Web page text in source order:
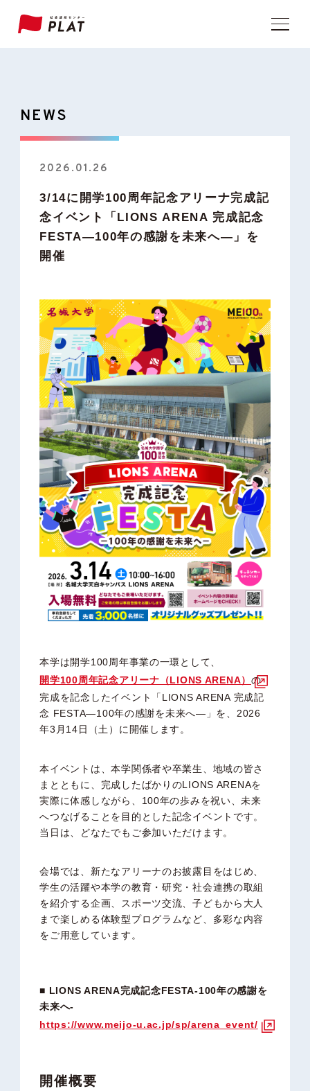
NEWS
2026.01.26
3/14に開学100周年記念アリーナ完成記
念イベント「LIONS ARENA 完成記念
FESTA―100年の感謝を未来へ―」を
開催
本学は開学100周年事業の一環として、
開学100周年記念アリーナ（LIONS ARENA） の
完成を記念したイベント「LIONS ARENA 完成記
念 FESTA―100年の感謝を未来へ―」を、2026
年3月14日（土）に開催します。
本イベントは、本学関係者や卒業生、地域の皆さ
まとともに、完成したばかりのLIONS ARENAを
実際に体感しながら、100年の歩みを祝い、未来
へつなげることを目的とした記念イベントです。
当日は、どなたでもご参加いただけます。
会場では、新たなアリーナのお披露目をはじめ、
学生の活躍や本学の教育・研究・社会連携の取組
を紹介する企画、スポーツ交流、子どもから大人
まで楽しめる体験型プログラムなど、多彩な内容
をご用意しています。
■ LIONS ARENA完成記念FESTA‐100年の感謝を
未来へ‐
https://www.meijo-u.ac.jp/sp/arena_event/
開催概要